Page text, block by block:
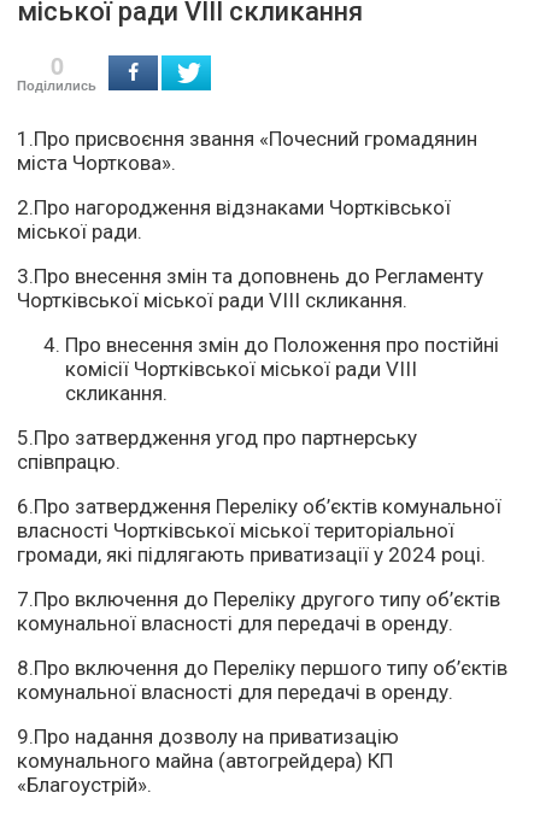
міської ради VІІІ скликання
0
Поділились
1.Про присвоєння звання «Почесний громадянин
міста Чорткова».
2.Про нагородження відзнаками Чортківської
міської ради.
3.Про внесення змін та доповнень до Регламенту
Чортківської міської ради VІІІ скликання.
Про внесення змін до Положення про постійні
комісії Чортківської міської ради VІІІ
скликання.
5.Про затвердження угод про партнерську
співпрацю.
6.Про затвердження Переліку об’єктів комунальної
власності Чортківської міської територіальної
громади, які підлягають приватизації у 2024 році.
7.Про включення до Переліку другого типу об’єктів
комунальної власності для передачі в оренду.
8.Про включення до Переліку першого типу об’єктів
комунальної власності для передачі в оренду.
9.Про надання дозволу на приватизацію
комунального майна (автогрейдера) КП
«Благоустрій».